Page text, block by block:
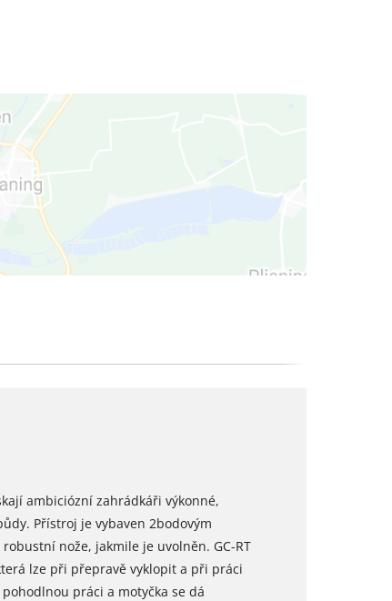
ambiciózní zahrádkáři výkonné,
Přístroj je vybaven 2bodovým
nože, jakmile je uvolněn. GC-RT
lze při přepravě vyklopit a při práci
práci a motyčka se dá